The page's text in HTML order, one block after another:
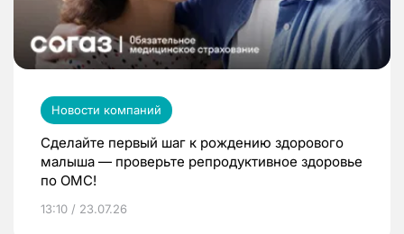
Новости компаний
Сделайте первый шаг к рождению здорового
малыша — проверьте репродуктивное здоровье
по ОМС!
13:10 / 23.07.26